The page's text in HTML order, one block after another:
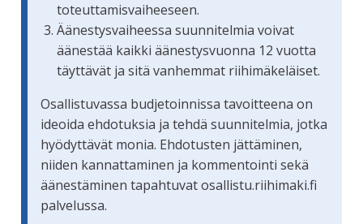
toteuttamisvaiheeseen.
Äänestysvaiheessa suunnitelmia voivat
äänestää kaikki äänestysvuonna 12 vuotta
täyttävät ja sitä vanhemmat riihimäkeläiset.
Osallistuvassa budjetoinnissa tavoitteena on
ideoida ehdotuksia ja tehdä suunnitelmia, jotka
hyödyttävät monia. Ehdotusten jättäminen,
niiden kannattaminen ja kommentointi sekä
äänestäminen tapahtuvat osallistu.riihimaki.fi
palvelussa.